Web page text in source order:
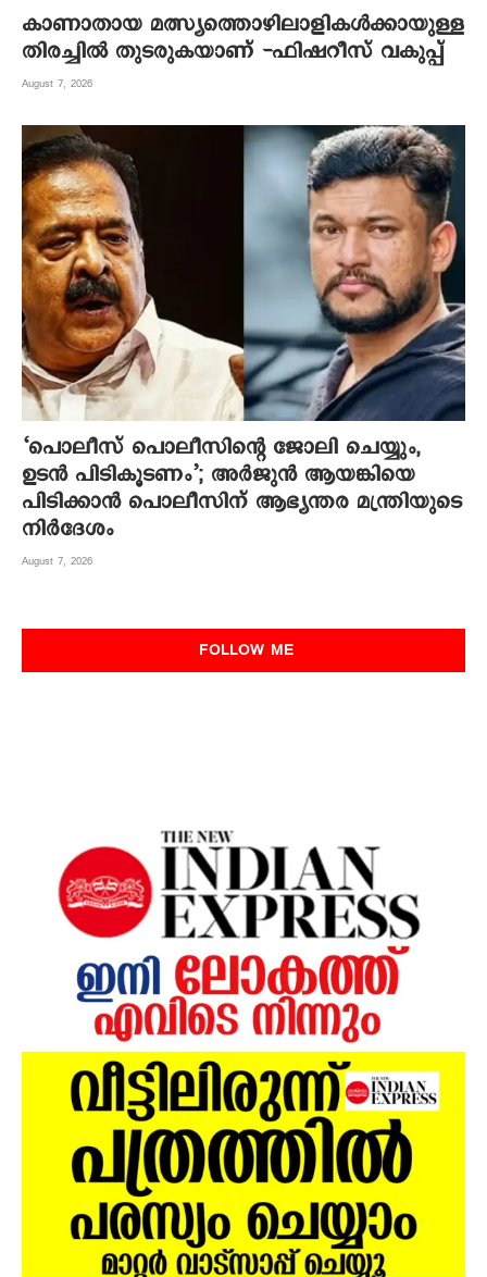
കാണാതായ മത്സ്യത്തൊഴിലാളികൾക്കായുള്ള
തിരച്ചിൽ തുടരുകയാണ് -ഫിഷറീസ് വകുപ്പ്
August 7, 2026
‘പൊലീസ് പൊലീസിന്റെ ജോലി ചെയ്യും,
ഉടന്‍ പിടികൂടണം’; അര്‍ജുന്‍ ആയങ്കിയെ
പിടിക്കാന്‍ പൊലീസിന് ആഭ്യന്തര മന്ത്രിയുടെ
നിര്‍ദേശം
August 7, 2026
FOLLOW ME